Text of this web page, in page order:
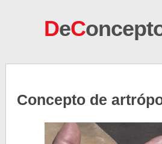
DeC
Concepto de